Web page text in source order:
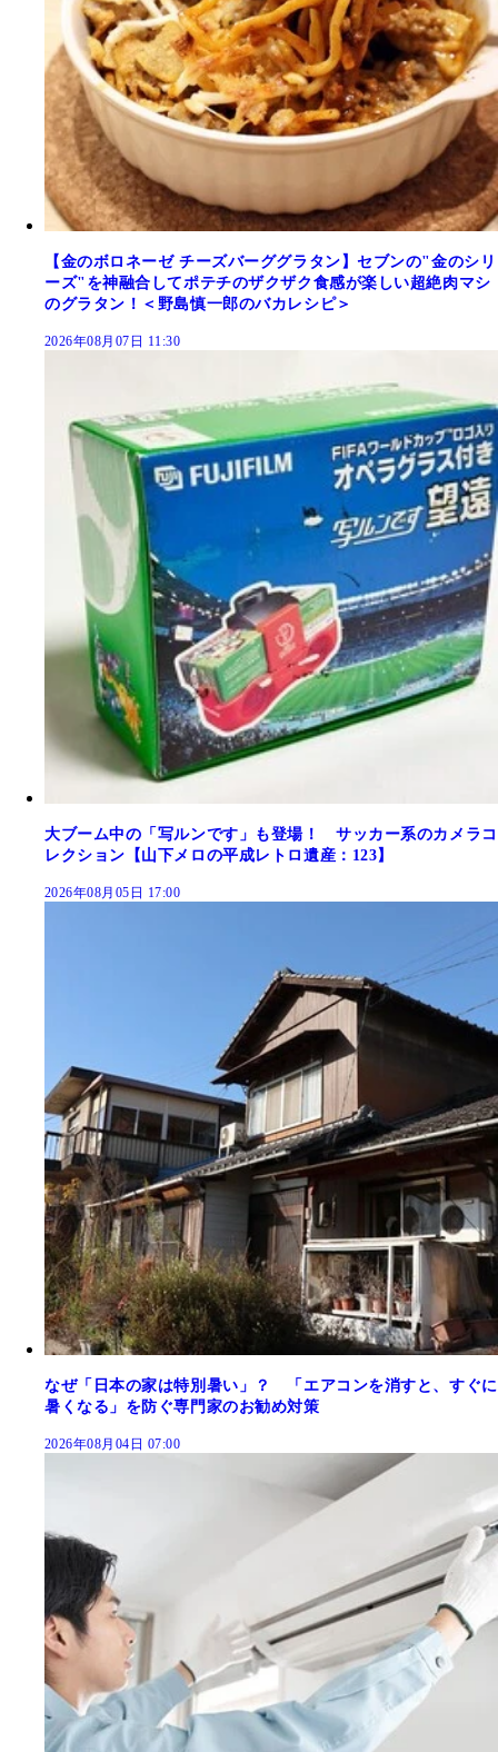
【金のボロネーゼ チーズバーググラタン】セブンの"金のシリ
ーズ"を神融合してポテチのザクザク食感が楽しい超絶肉マシ
のグラタン！＜野島慎一郎のバカレシピ＞
2026年08月07日 11:30
大ブーム中の「写ルンです」も登場！ サッカー系のカメラコ
レクション【山下メロの平成レトロ遺産：123】
2026年08月05日 17:00
なぜ「日本の家は特別暑い」？ 「エアコンを消すと、すぐに
暑くなる」を防ぐ専門家のお勧め対策
2026年08月04日 07:00